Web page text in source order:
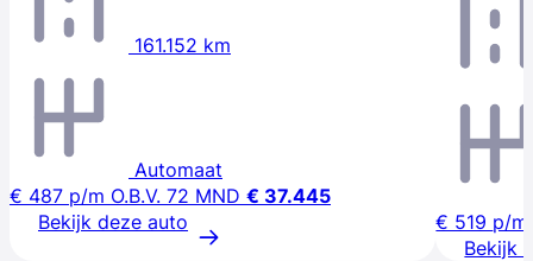
161.152 km
Automaat
€ 487 p/m O.B.V. 72 MND € 37.445
Bekijk deze auto
€ 519 p/m
Bekijk